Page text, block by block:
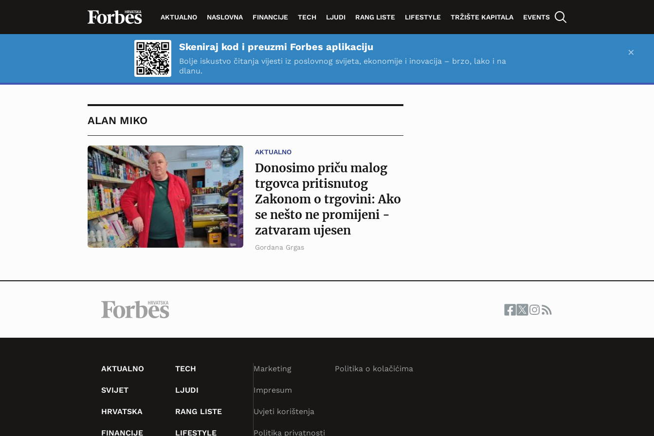
AKTUALNO NASLOVNA FINANCIJE TECH LJUDI RANG LISTE LIFESTYLE TRŽIŠTE KAPITALA EVENTS
Skeniraj kod i preuzmi Forbes aplikaciju
Bolje iskustvo čitanja vijesti iz poslovnog svijeta, ekonomije i inovacija – brzo, lako i na
dlanu.
×
ALAN MIKO
AKTUALNO
Donosimo priču malog
trgovca pritisnutog
Zakonom o trgovini: Ako
se nešto ne promijeni -
zatvaram ujesen
Gordana Grgas
AKTUALNO
SVIJET
HRVATSKA
FINANCIJE
TECH
LJUDI
RANG LISTE
LIFESTYLE
Marketing
Impresum
Uvjeti korištenja
Politika privatnosti
Politika o kolačićima